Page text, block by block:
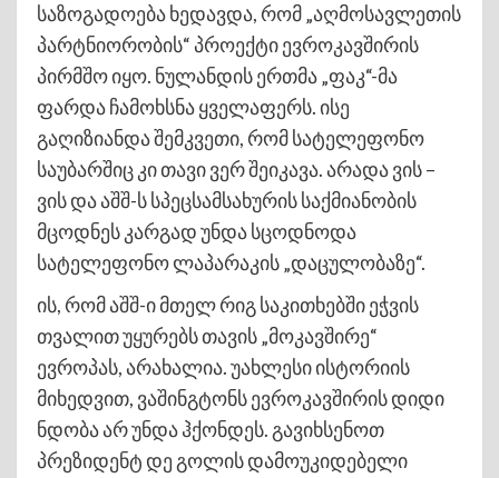
საზოგადოება ხედავდა, რომ „აღმოსავლეთის
პარტნიორობის“ პროექტი ევროკავშირის
პირმშო იყო. ნულანდის ერთმა „ფაკ“-მა
ფარდა ჩამოხსნა ყველაფერს. ისე
გაღიზიანდა შემკვეთი, რომ სატელეფონო
საუბარშიც კი თავი ვერ შეიკავა. არადა ვის –
ვის და აშშ-ს სპეცსამსახურის საქმიანობის
მცოდნეს კარგად უნდა სცოდნოდა
სატელეფონო ლაპარაკის „დაცულობაზე“.
ის, რომ აშშ-ი მთელ რიგ საკითხებში ეჭვის
თვალით უყურებს თავის „მოკავშირე“
ევროპას, არახალია. უახლესი ისტორიის
მიხედვით, ვაშინგტონს ევროკავშირის დიდი
ნდობა არ უნდა ჰქონდეს. გავიხსენოთ
პრეზიდენტ დე გოლის დამოუკიდებელი